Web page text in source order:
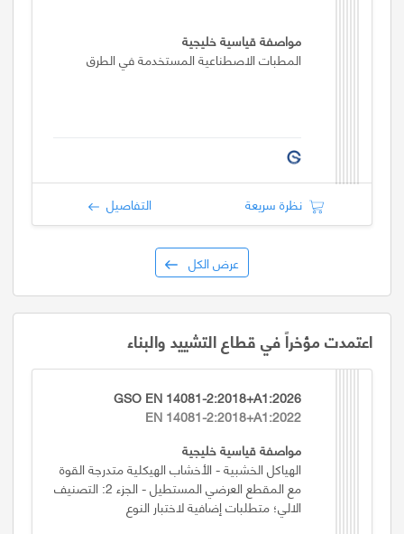
مواصفة قياسية خليجية
المطبات الاصطناعية المستخدمة في الطرق
نظرة سريعة التفاصيل
عرض الكل
اعتمدت مؤخراً في قطاع التشييد والبناء
GSO EN 14081-2:2018+A1:2026
EN 14081-2:2018+A1:2022
مواصفة قياسية خليجية
الهياكل الخشبية - الأخشاب الهيكلية متدرجة القوة
مع المقطع العرضي المستطيل - الجزء 2: التصنيف
الالي؛ متطلبات إضافية لاختبار النوع